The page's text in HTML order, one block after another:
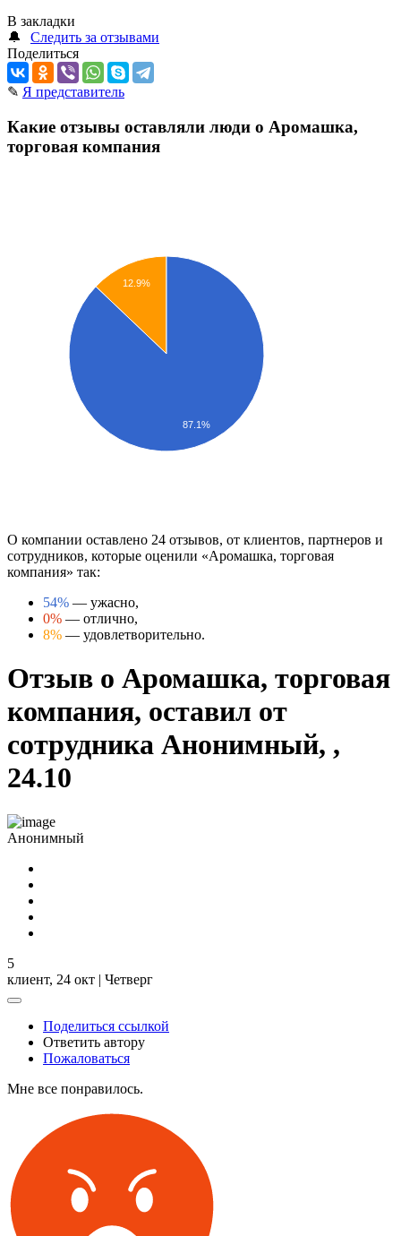
В закладки
🔔
Следить за отзывами
Поделиться
✎ Я представитель
Какие отзывы оставляли люди о Аромашка,
торговая компания
12.9%
87.1%
О компании оставлено 24 отзывов, от клиентов, партнеров и
сотрудников, которые оценили «Аромашка, торговая
компания» так:
54% — ужасно,
0% — отлично,
8% — удовлетворительно.
Отзыв о Аромашка, торговая
компания, оставил от
сотрудника Анонимный, ,
24.10
Анонимный
5
клиент, 24 окт | Четверг
Поделиться ссылкой
Ответить автору
Пожаловаться
Мне все понравилось.